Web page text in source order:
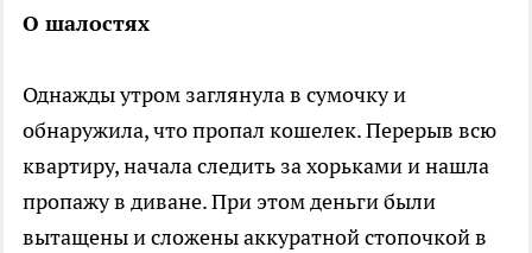
О шалостях
Однажды утром заглянула в сумочку и
обнаружила, что пропал кошелек. Перерыв всю
квартиру, начала следить за хорьками и нашла
пропажу в диване. При этом деньги были
вытащены и сложены аккуратной стопочкой в